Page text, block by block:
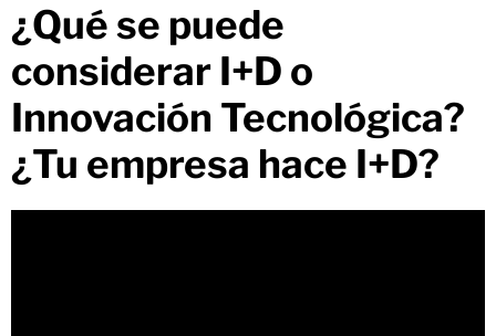
¿Qué se puede
considerar I+D o
Innovación Tecnológica?
¿Tu empresa hace I+D?